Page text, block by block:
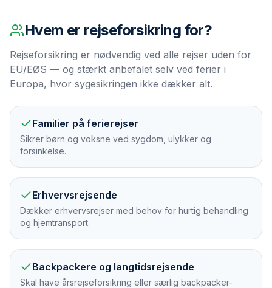
Hvem er rejseforsikring for?
Rejseforsikring er nødvendig ved alle rejser uden for
EU/EØS — og stærkt anbefalet selv ved ferier i
Europa, hvor sygesikringen ikke dækker alt.
Familier på ferierejser
Sikrer børn og voksne ved sygdom, ulykker og
forsinkelse.
Erhvervsrejsende
Dækker erhvervsrejser med behov for hurtig behandling
og hjemtransport.
Backpackere og langtidsrejsende
Skal have årsrejseforsikring eller særlig backpacker-